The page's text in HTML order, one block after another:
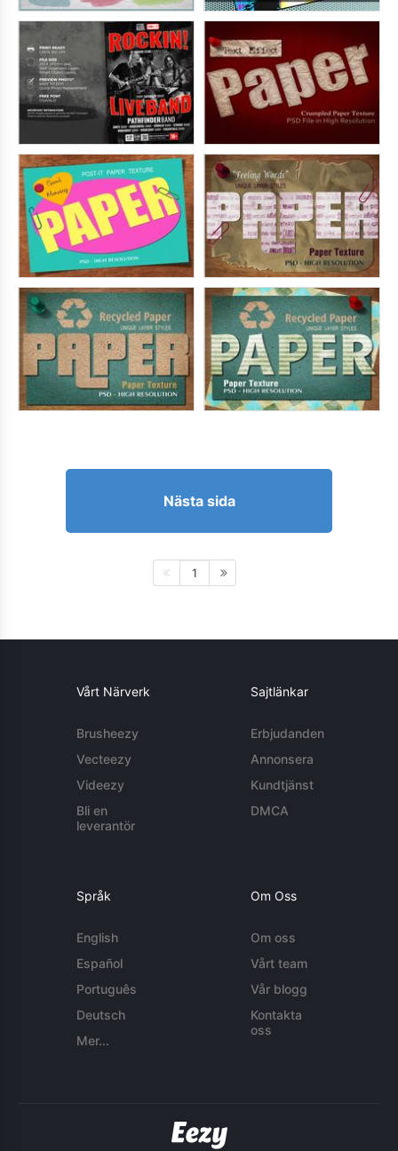
Nästa sida
1
Vårt Närverk
Brusheezy
Vecteezy
Videezy
Bli en
leverantör
Sajtlänkar
Erbjudanden
Annonsera
Kundtjänst
DMCA
Språk
English
Español
Português
Deutsch
Mer...
Om Oss
Om oss
Vårt team
Vår blogg
Kontakta
oss